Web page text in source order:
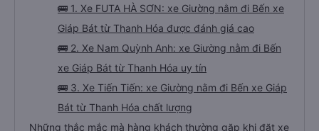
🚌 1. Xe FUTA HÀ SƠN: xe Giường nằm đi Bến xe
Giáp Bát từ Thanh Hóa được đánh giá cao
🚌 2. Xe Nam Quỳnh Anh: xe Giường nằm đi Bến
xe Giáp Bát từ Thanh Hóa uy tín
🚌 3. Xe Tiến Tiến: xe Giường nằm đi Bến xe Giáp
Bát từ Thanh Hóa chất lượng
Những thắc mắc mà hàng khách thường gặp khi đặt xe